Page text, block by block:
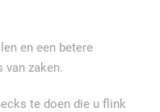
en een betere
van zaken.
te doen die u flink